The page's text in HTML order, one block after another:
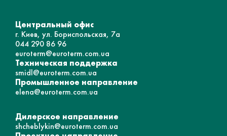
Центральный офис
г. Киев, ул. Бориспольская, 7а
044 290 86 96
euroterm@euroterm.com.ua
Техническая поддержка
smidl@euroterm.com.ua
Промышленное направление
elena@euroterm.com.ua
Дилерское направление
shcheblykin@euroterm.com.ua